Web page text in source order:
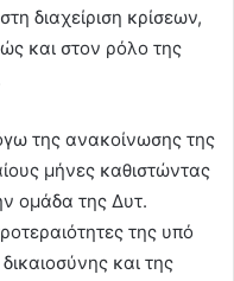
διαχείριση κρίσεων,
και στον ρόλο της
της ανακοίνωσης της
μήνες καθιστώντας
ομάδα της Δυτ.
της υπό
και της